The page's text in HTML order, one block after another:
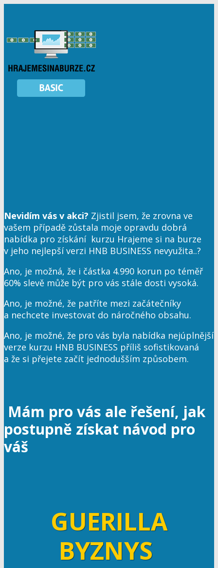
Nevidím vás v akci? Zjistil jsem, že zrovna ve
vašem případě zůstala moje opravdu dobrá
nabídka pro získání kurzu Hrajeme si na burze
v jeho nejlepší verzi HNB BUSINESS nevyužita..?
Ano, je možná, že i částka 4.990 korun po téměř
60% slevě může být pro vás stále dosti vysoká.
Ano, je možné, že patříte mezi začátečníky
a nechcete investovat do náročného obsahu.
Ano, je možné, že pro vás byla nabídka nejúplnější
verze kurzu HNB BUSINESS příliš sofistikovaná
a že si přejete začít jednodušším způsobem.
Mám pro vás ale řešení, jak
postupně získat návod pro
váš
GUERILLA
BYZNYS